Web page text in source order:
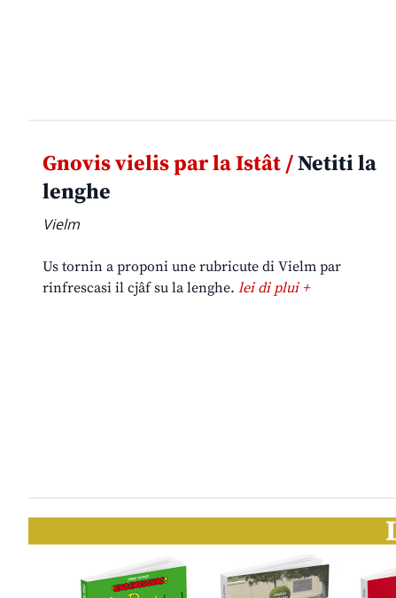
Gnovis vielis par la Istât /Netiti la
lenghe
Vielm
Us tornin a proponi une rubricute di Vielm par
rinfrescasi il cjâf su la lenghe. lei di plui +